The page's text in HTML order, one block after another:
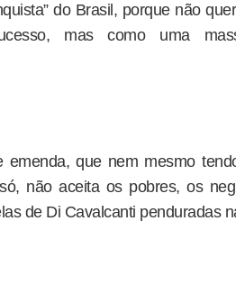
do Brasil, porque não
mas como uma
emenda, que nem mesmo
não aceita os pobres, os
de Di Cavalcanti penduradas